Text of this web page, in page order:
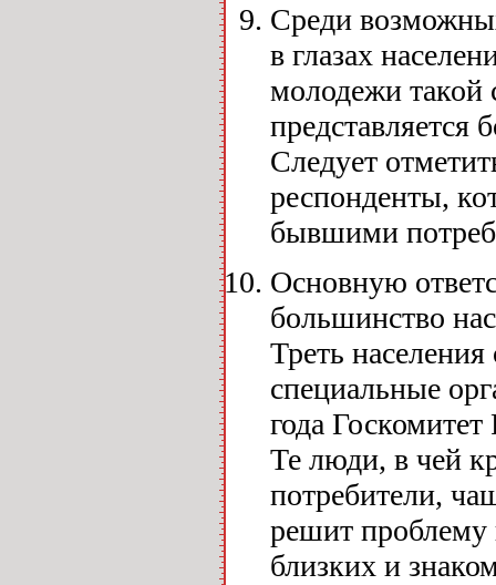
Среди
в глазах
молодежи такой
представляется
Следует
респонденты,
бывшими
Основную
большинство
Треть населения
специальные
года
Те люди, в чей
потребители,
решит проблему
близких и